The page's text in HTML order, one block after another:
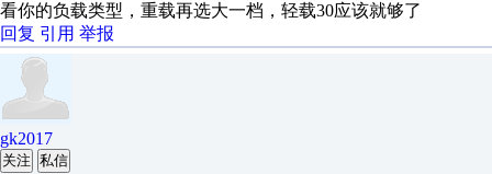
看你的负载类型，重载再选大一档，轻载30应该就够了
回复 引用 举报
gk2017
关注 私信